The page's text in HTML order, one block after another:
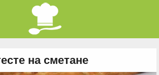
на сметане